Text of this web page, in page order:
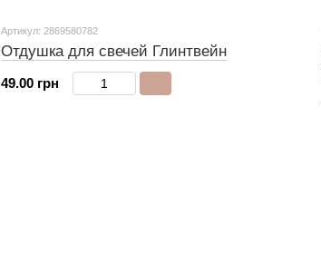
Артикул: 2869580782
Отдушка для свечей Глинтвейн
49.00 грн